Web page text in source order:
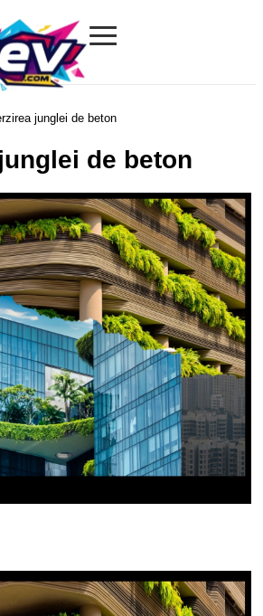
Kegev.com
≡
junglei de beton
de beton